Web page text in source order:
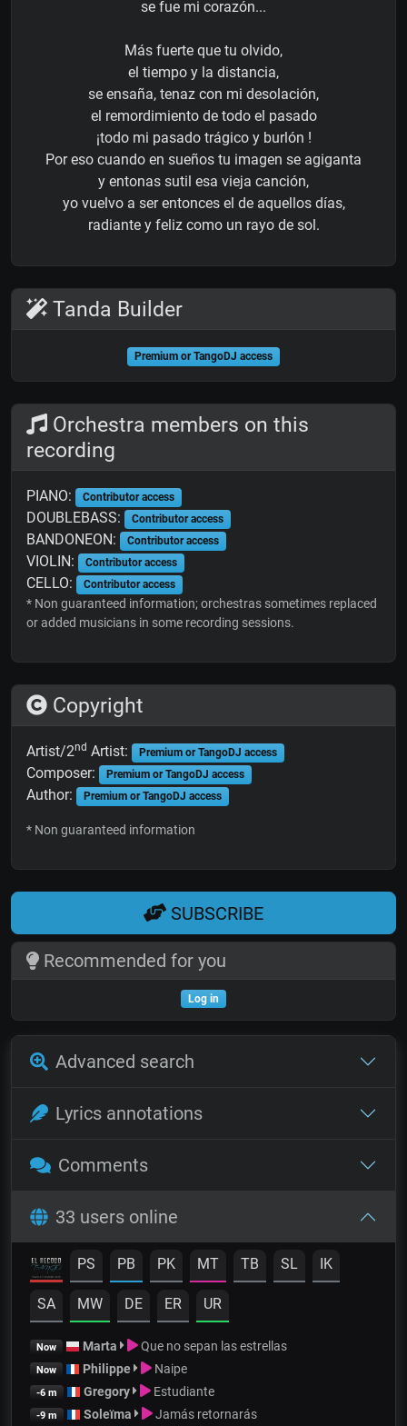
se fue mi corazón...
Más fuerte que tu olvido,
el tiempo y la distancia,
se ensaña, tenaz con mi desolación,
el remordimiento de todo el pasado
¡todo mi pasado trágico y burlón !
Por eso cuando en sueños tu imagen se agiganta
y entonas sutil esa vieja canción,
yo vuelvo a ser entonces el de aquellos días,
radiante y feliz como un rayo de sol.
Tanda Builder
Premium or TangoDJ access
Orchestra members on this
recording
PIANO: Contributor access
DOUBLEBASS: Contributor access
BANDONEON: Contributor access
VIOLIN: Contributor access
CELLO: Contributor access
* Non guaranteed information; orchestras sometimes replaced
or added musicians in some recording sessions.
Copyright
Artist/2nd Artist: Premium or TangoDJ access
Composer: Premium or TangoDJ access
Author: Premium or TangoDJ access
* Non guaranteed information
SUBSCRIBE
Recommended for you
Log in
Advanced search
Lyrics annotations
Comments
33 users online
PS PB PK MT TB SL IK
SA MW DE ER UR
Now Marta Que no sepan las estrellas
Now Philippe Naipe
-6 m Gregory Estudiante
-9 m Soleïma Jamás retornarás